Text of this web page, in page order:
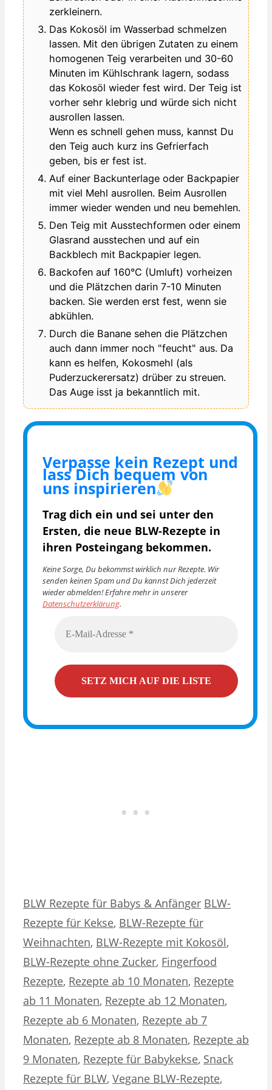
zerkleinern.
Das Kokosöl im Wasserbad schmelzen
lassen. Mit den übrigen Zutaten zu einem
homogenen Teig verarbeiten und 30-60
Minuten im Kühlschrank lagern, sodass
das Kokosöl wieder fest wird. Der Teig ist
vorher sehr klebrig und würde sich nicht
ausrollen lassen.
Wenn es schnell gehen muss, kannst Du
den Teig auch kurz ins Gefrierfach
geben, bis er fest ist.
Auf einer Backunterlage oder Backpapier
mit viel Mehl ausrollen. Beim Ausrollen
immer wieder wenden und neu bemehlen.
Den Teig mit Ausstechformen oder einem
Glasrand ausstechen und auf ein
Backblech mit Backpapier legen.
Backofen auf 160°C (Umluft) vorheizen
und die Plätzchen darin 7-10 Minuten
backen. Sie werden erst fest, wenn sie
abkühlen.
Durch die Banane sehen die Plätzchen
auch dann immer noch "feucht" aus. Da
kann es helfen, Kokosmehl (als
Puderzuckerersatz) drüber zu streuen.
Das Auge isst ja bekanntlich mit.
Verpasse kein Rezept und
lass Dich bequem von
uns inspirieren
Trag dich ein und sei unter den
Ersten, die neue BLW-Rezepte in
ihren Posteingang bekommen.
Keine Sorge, Du bekommst wirklich nur Rezepte. Wir
senden keinen Spam und Du kannst Dich jederzeit
wieder abmelden! Erfahre mehr in unserer
Datenschutzerklärung.
Kategorien
BLW Rezepte für Babys & Anfänger Schlagwörter
BLW-
Rezepte für Kekse, BLW-Rezepte für
Weihnachten, BLW-Rezepte mit Kokosöl,
BLW-Rezepte ohne Zucker, Fingerfood
Rezepte, Rezepte ab 10 Monaten, Rezepte
ab 11 Monaten, Rezepte ab 12 Monaten,
Rezepte ab 6 Monaten, Rezepte ab 7
Monaten, Rezepte ab 8 Monaten, Rezepte ab
9 Monaten, Rezepte für Babykekse, Snack
Rezepte für BLW, Vegane BLW-Rezepte,